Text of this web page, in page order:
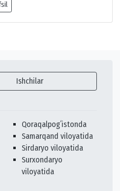
Ishchilar
Qoraqalpogʻistonda
Samarqand viloyatida
Sirdaryo viloyatida
Surxondaryo
viloyatida